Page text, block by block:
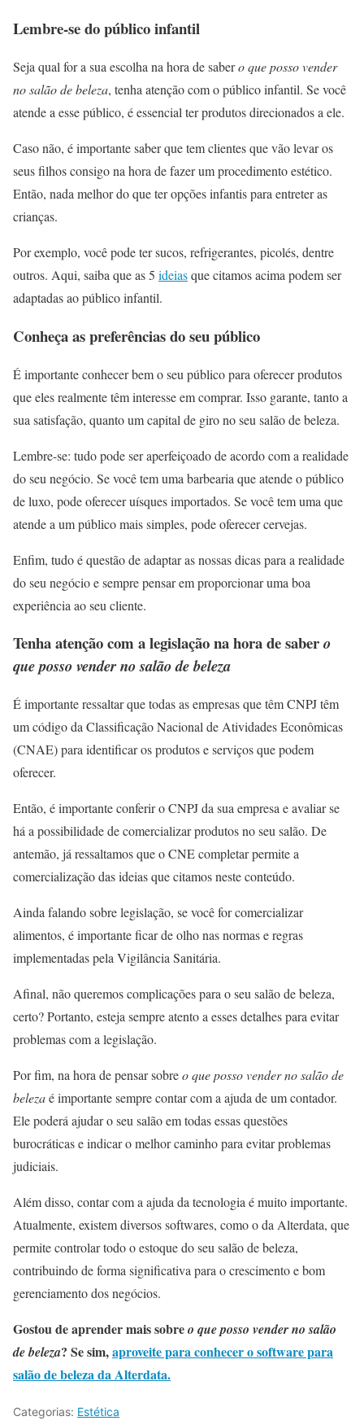
Lembre-se do público infantil
Seja qual for a sua escolha na hora de sabero que posso vender
no salão de beleza, tenha atenção com o público infantil. Se você
atende a esse público, é essencial ter produtos direcionados a ele.
Caso não, é importante saber que tem clientes que vão levar os
seus filhos consigo na hora de fazer um procedimento estético.
Então, nada melhor do que ter opções infantis para entreter as
crianças.
Por exemplo, você pode ter sucos, refrigerantes, picolés, dentre
outros. Aqui, saiba que as 5 ideiasque citamos acima podem ser
adaptadas ao público infantil.
Conheça as preferências do seu público
É importante conhecer bem o seu público para oferecer produtos
que eles realmente têm interesse em comprar. Isso garante, tanto a
sua satisfação, quanto um capital de giro no seu salão de beleza.
Lembre-se: tudo pode ser aperfeiçoado de acordo com a realidade
do seu negócio. Se você tem uma barbearia que atende o público
de luxo, pode oferecer uísques importados. Se você tem uma que
atende a um público mais simples, pode oferecer cervejas.
Enfim, tudo é questão de adaptar as nossas dicas para a realidade
do seu negócio e sempre pensar em proporcionar uma boa
experiência ao seu cliente.
Tenha atenção com a legislação na hora de sabero
que posso vender no salão de beleza
É importante ressaltar que todas as empresas que têm CNPJ têm
um código da Classificação Nacional de Atividades Econômicas
(CNAE) para identificar os produtos e serviços que podem
oferecer.
Então, é importante conferir o CNPJ da sua empresa e avaliar se
há a possibilidade de comercializar produtos no seu salão. De
antemão, já ressaltamos que o CNE completar permite a
comercialização das ideias que citamos neste conteúdo.
Ainda falando sobre legislação, se você for comercializar
alimentos, é importante ficar de olho nas normas e regras
implementadas pela Vigilância Sanitária.
Afinal, não queremos complicações para o seu salão de beleza,
certo? Portanto, esteja sempre atento a esses detalhes para evitar
problemas com a legislação.
Por fim, na hora de pensar sobreo que posso vender no salão de
belezaé importante sempre contar com a ajuda de um contador.
Ele poderá ajudar o seu salão em todas essas questões
burocráticas e indicar o melhor caminho para evitar problemas
judiciais.
Além disso, contar com a ajuda da tecnologia é muito importante.
Atualmente, existem diversos softwares, como o da Alterdata, que
permite controlar todo o estoque do seu salão de beleza,
contribuindo de forma significativa para o crescimento e bom
gerenciamento dos negócios.
Gostou de aprender mais sobreo que posso vender no salão
de beleza? Se sim,aproveite para conhecer o software para
salão de beleza da Alterdata.
Categorias: Estética